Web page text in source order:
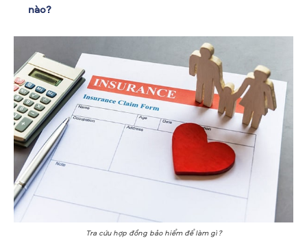
nào?
Tra cứu hợp đồng bảo hiểm để làm gì?